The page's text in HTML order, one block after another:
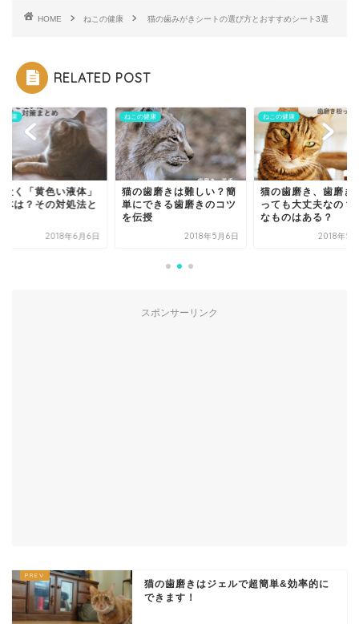
HOME ねこの健康 猫の歯みがきシートの選び方とおすすめシート3選
RELATED POST
健康
吐く「黄色い液体」
体は？その対処法と
2018年6月6日
ねこの健康
猫の歯磨きは難しい？簡
単にできる歯磨きのコツ
を伝授
2018年5月6日
ねこの健康
猫の歯磨き、歯磨き
っても大丈夫なの？
なものはある？
2018年5
スポンサーリンク
猫の歯磨きはジェルで超簡単&効率的に
できます！